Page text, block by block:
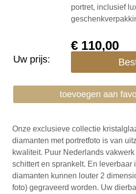
portret, inclusief
Uw prijs:
€ 110,00
toevoegen aan
Onze exclusieve collectie
diamanten met portretfoto is van
kwaliteit. Puur Nederlands
schittert en sprankelt. En leverbaar
diamanten kunnen louter 2
foto) gegraveerd worden. Uw